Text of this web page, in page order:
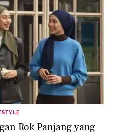
Rok Panjang yang